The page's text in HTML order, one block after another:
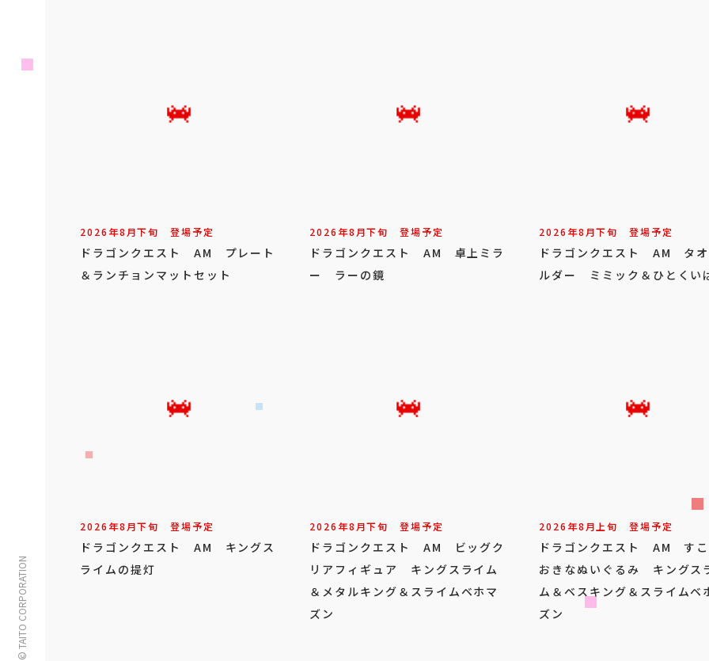
© TAITO CORPORATION
2026年8月下旬 登場予定
ドラゴンクエスト AM プレート
＆ランチョンマットセット
2026年8月下旬 登場予定
ドラゴンクエスト AM 卓上ミラ
ー ラーの鏡
2026年8月下旬 登場予定
ドラゴンクエスト AM タオ
ルダー ミミック＆ひとくい
2026年8月下旬 登場予定
ドラゴンクエスト AM キングス
ライムの提灯
2026年8月下旬 登場予定
ドラゴンクエスト AM ビッグク
リアフィギュア キングスライム
＆メタルキング＆スライムベホマ
ズン
2026年8月上旬 登場予定
ドラゴンクエスト AM すこ
おきなぬいぐるみ キングス
ム＆ベスキング＆スライムベ
ズン